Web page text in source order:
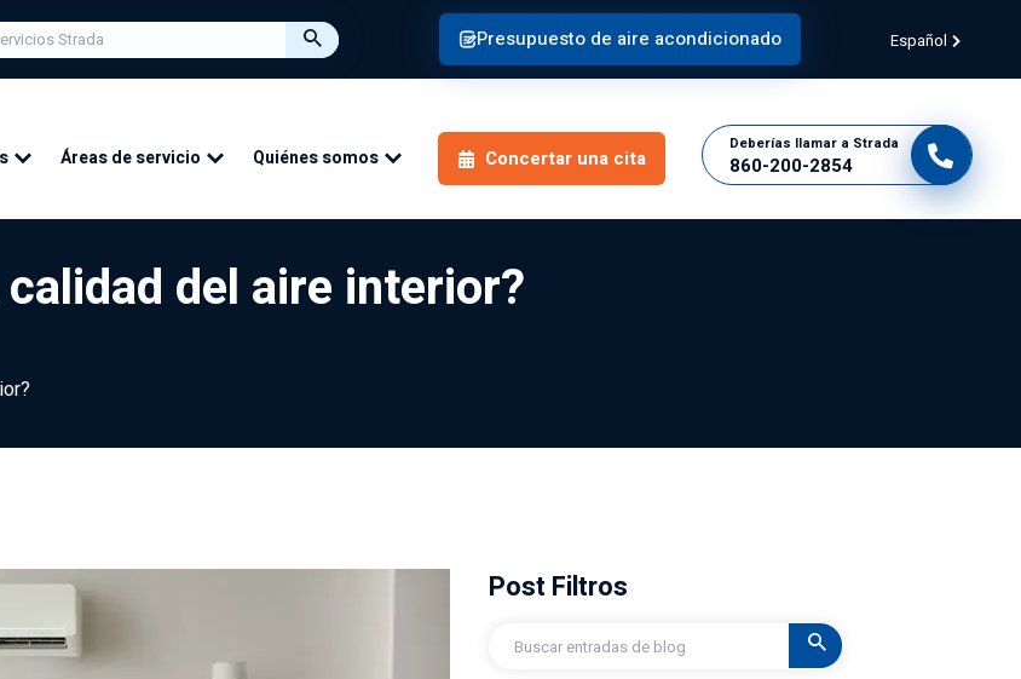
Presupuesto de aire acondicionado Español
Áreas de servicio Quiénes somos Concertar una cita
Deberías llamar a Strada
860-200-2854
del aire interior?
Post Filtros
Buscar
en